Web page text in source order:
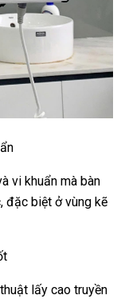
vi khuẩn mà bàn
đặc biệt ở vùng kẽ
lấy cao truyền